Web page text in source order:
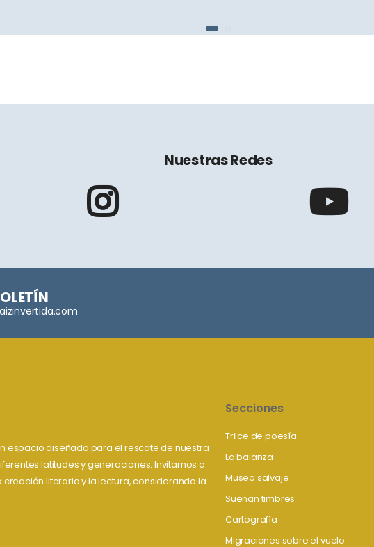
Nuestras Redes
espacio diseñado para el rescate de nuestra
latitudes y generaciones. Invitamos a
literaria y la lectura, considerando la
Secciones
Trilce de poesía
La balanza
Museo salvaje
Suenan timbres
Cartografía
Migraciones sobre el vuelo